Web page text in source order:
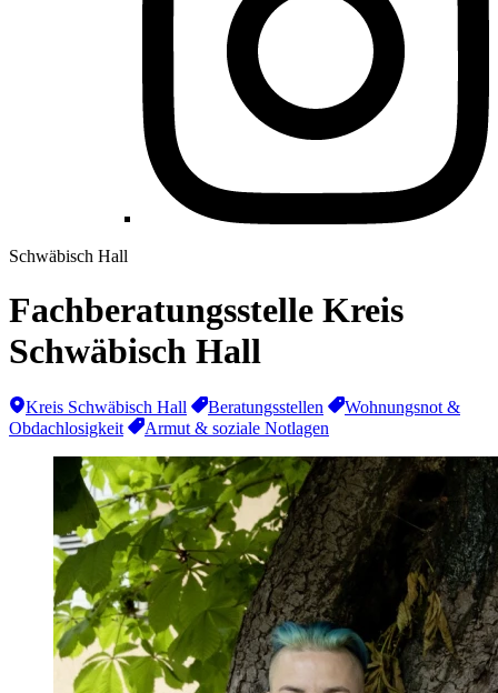
Schwäbisch Hall
Fachberatungsstelle Kreis
Schwäbisch Hall
Kreis Schwäbisch Hall Beratungsstellen
Wohnungsnot &
Obdachlosigkeit
Armut & soziale Notlagen